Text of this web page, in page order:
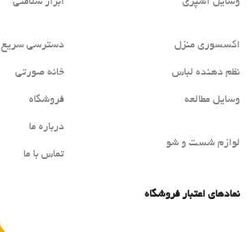
وسایل آشپزی ابزار سلامتی
اکسسوری منزل
نظم دهنده لباس
وسایل مطالعه
لوازم شست و شو
دسترسی سریع
خانه صورتی
فروشگاه
درباره ما
تماس با ما
نمادهای اعتبار فروشگاه